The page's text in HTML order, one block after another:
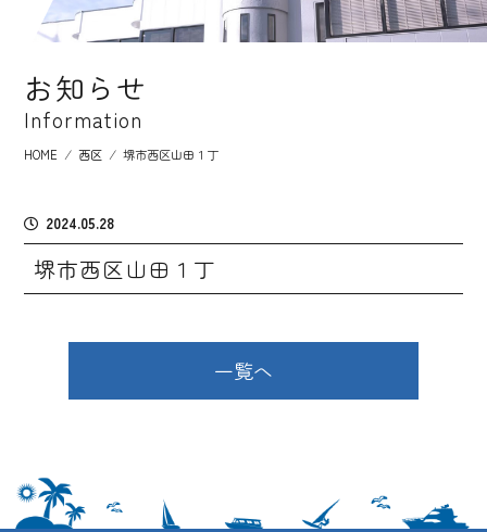
お知らせ
Information
HOME ⁄ 西区 ⁄ 堺市西区山田１丁
2024.05.28
堺市西区山田１丁
一覧へ